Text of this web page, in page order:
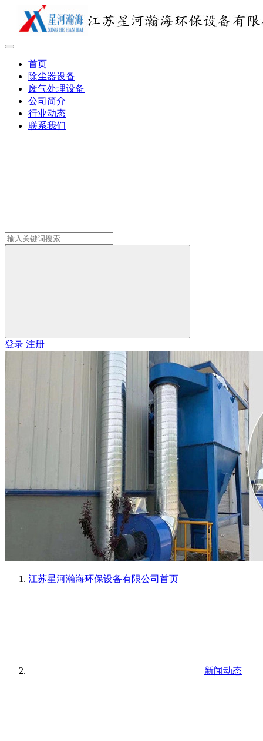
首页
除尘器设备
废气处理设备
公司简介
行业动态
联系我们
登录 注册
江苏星河瀚海环保设备有限公司 首页
新闻动态